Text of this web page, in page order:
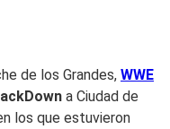
de los Grandes, WWE
a Ciudad de
los que estuvieron